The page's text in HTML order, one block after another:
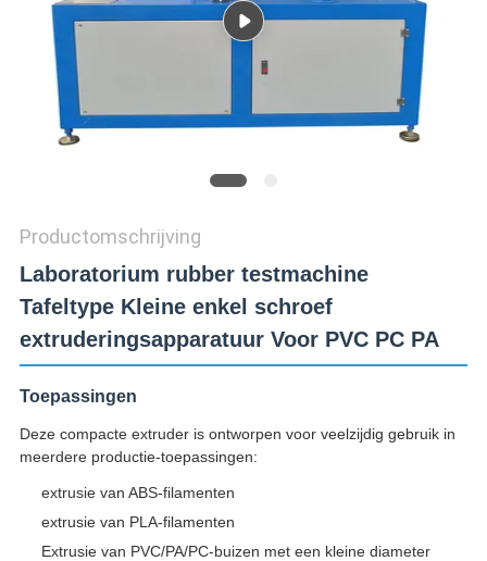
Productomschrijving
Laboratorium rubber testmachine
Tafeltype Kleine enkel schroef
extruderingsapparatuur Voor PVC PC PA
Toepassingen
Deze compacte extruder is ontworpen voor veelzijdig gebruik in
meerdere productie-toepassingen:
extrusie van ABS-filamenten
extrusie van PLA-filamenten
Extrusie van PVC/PA/PC-buizen met een kleine diameter